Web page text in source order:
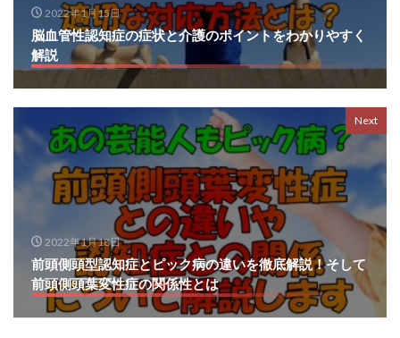
2022年1月15日
脳血管性認知症の症状と介護のポイントをわかりやすく
解説
Next
2022年1月18日
前頭側頭型認知症とピック病の違いを徹底解説！そして
前頭側頭葉変性症の関係性とは